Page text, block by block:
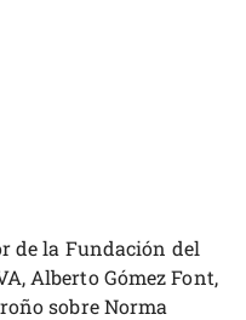
de la Fundación del
Alberto Gómez Font,
sobre Norma